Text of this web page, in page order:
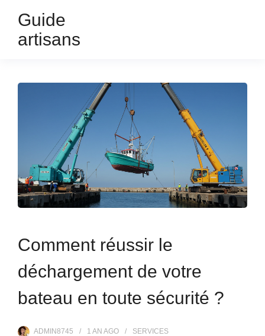
Guide
artisans
Comment réussir le
déchargement de votre
bateau en toute sécurité ?
ADMIN8745 1 AN AGO SERVICES